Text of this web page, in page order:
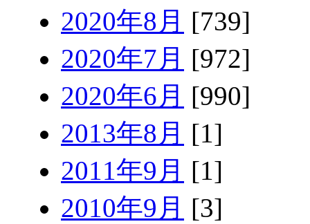
2020年8月 [739]
2020年7月 [972]
2020年6月 [990]
2013年8月 [1]
2011年9月 [1]
2010年9月 [3]